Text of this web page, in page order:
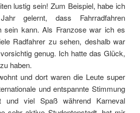
lustig sein! Zum Beispiel, habe ich
gelernt, dass Fahrradfahren
sein kann. Als Franzose war ich es
Radfahrer zu sehen, deshalb war
genug. Ich hatte das Glück,
haben.
und dort waren die Leute super
und entspannte Stimmung
und viel Spaß während Karneval